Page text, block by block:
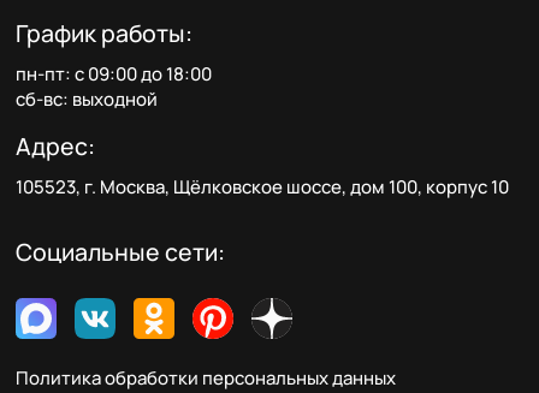
График работы:
пн-пт: с 09:00 до 18:00
сб-вс: выходной
Адрес:
105523, г. Москва, Щёлковское шоссе, дом 100, корпус 10
Социальные сети:
Политика обработки персональных данных